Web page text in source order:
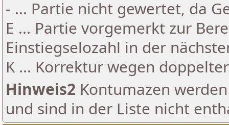
- ... Partie nicht gewertet, da
E ... Partie vorgemerkt zur
Einstiegselozahl in der
K ... Korrektur wegen
Hinweis2 Kontumazen
und sind in der Liste nicht